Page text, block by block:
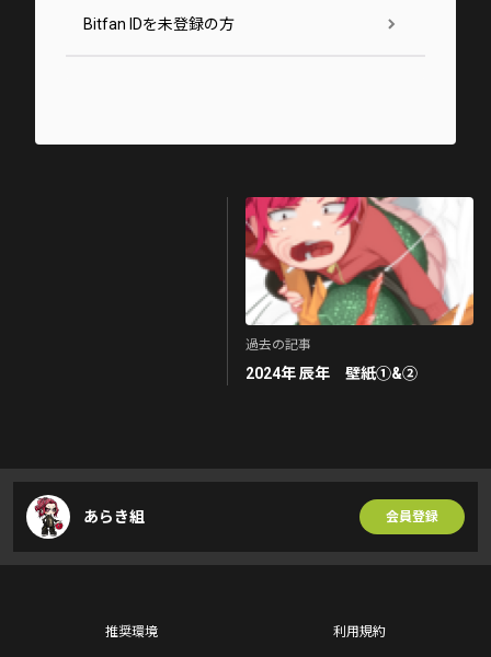
Bitfan IDを未登録の方
過去の記事
2024年 辰年 壁紙①&②
あらき組 会員登録
推奨環境 利用規約